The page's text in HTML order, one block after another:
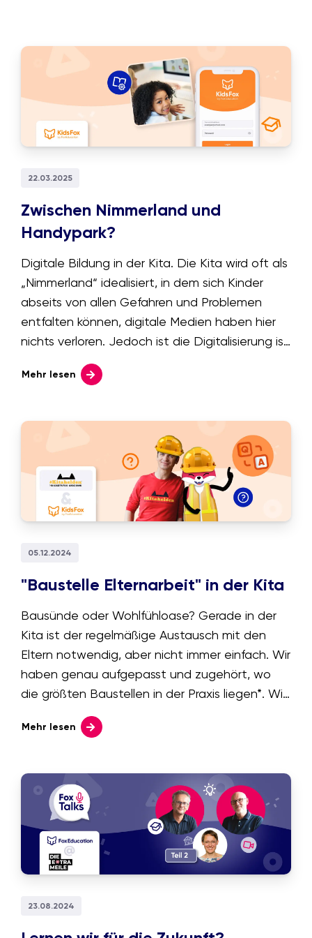
22.03.2025
Zwischen Nimmerland und
Handypark?
Digitale Bildung in der Kita. Die Kita wird oft als
„Nimmerland“ idealisiert, in dem sich Kinder
abseits von allen Gefahren und Problemen
entfalten können, digitale Medien haben hier
nichts verloren. Jedoch ist die Digitalisierung ist
ein Teil unserer Welt geworden. Gerade wenn
es um die frühe Bildung geht, ruft sie aber oft
Wir sehen uns an woher sie kommen und wie
wir sie entdämonisieren können.
Mehr lesen
05.12.2024
"Baustelle Elternarbeit" in der Kita
Bausünde oder Wohlfühloase? Gerade in der
Kita ist der regelmäßige Austausch mit den
Eltern notwendig, aber nicht immer einfach. Wir
haben genau aufgepasst und zugehört, wo
die größten Baustellen in der Praxis liegen*. Wie
Sie das fragile Gebäude der
Elternkommunikation auf ein stabiles
Mehr lesen
23.08.2024